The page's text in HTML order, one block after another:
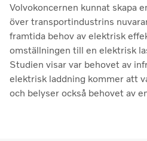
Volvokoncernen kunnat skapa
över transportindustrins
framtida behov av elektrisk
omställningen till en elektrisk
Studien visar var behovet av
elektrisk laddning kommer att
och belyser också behovet av